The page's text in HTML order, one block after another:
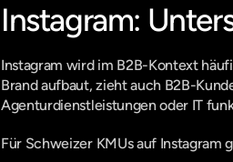
Instagram:
Instagram wird im B2B-Kontext
Brand aufbaut, zieht auch B2B-
Agenturdienstleistungen oder IT
Für Schweizer KMUs auf Instagram